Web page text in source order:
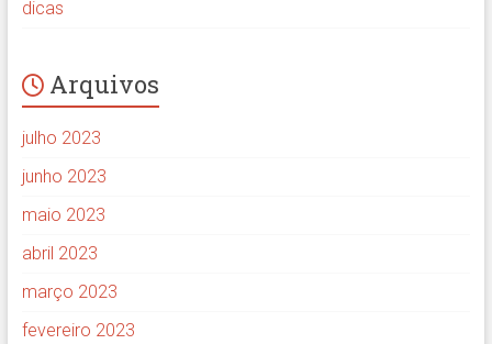
dicas
Arquivos
julho 2023
junho 2023
maio 2023
abril 2023
março 2023
fevereiro 2023